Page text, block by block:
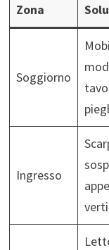
Zona
Soggiorno
Ingresso